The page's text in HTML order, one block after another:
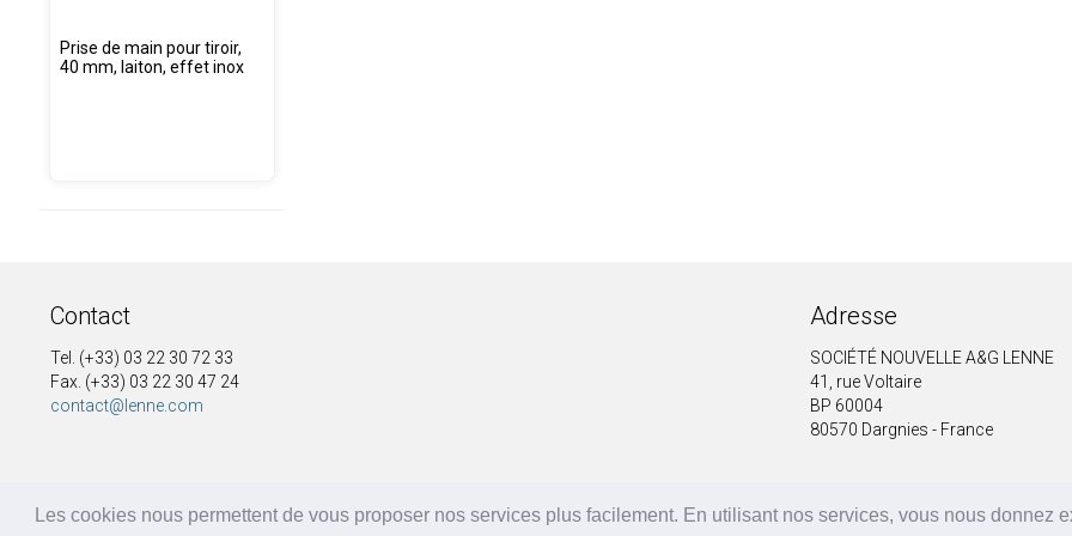
Les cookies nous permettent de vous proposer nos services plus facilement. En utilisant nos services, vous nous donnez
Prise de main pour tiroir,
40 mm, laiton, effet inox
Contact
Tel. (+33) 03 22 30 72 33
Fax. (+33) 03 22 30 47 24
contact@lenne.com
Adresse
SOCIÉTÉ NOUVELLE A&G LENNE
41, rue Voltaire
BP 60004
80570 Dargnies - France